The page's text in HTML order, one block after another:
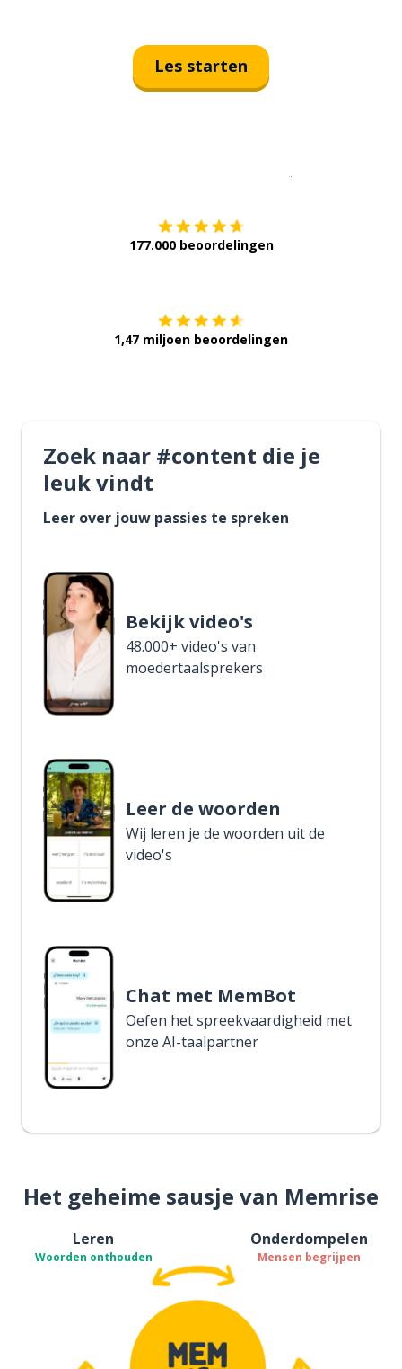
Les starten
177.000 beoordelingen
1,47 miljoen beoordelingen
Zoek naar #content die je
leuk vindt
Leer over jouw passies te spreken
Bekijk video's
48.000+ video's van
moedertaalsprekers
Leer de woorden
Wij leren je de woorden uit de
video's
Chat met MemBot
Oefen het spreekvaardigheid met
onze AI-taalpartner
Het geheime sausje van Memrise
Leren
Woorden onthouden
Onderdompelen
Mensen begrijpen